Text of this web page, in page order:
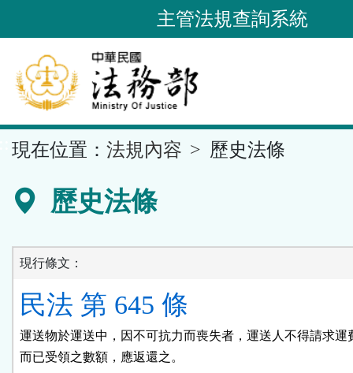
到
要
內
容
區
主管法規查詢系統
現在位置： 法規內容 歷史法條
歷史法條
現行條文：
民法 第 645 條
運送物於運送中，因不可抗力而喪失者，運送人不得請求運
而已受領之數額，應返還之。